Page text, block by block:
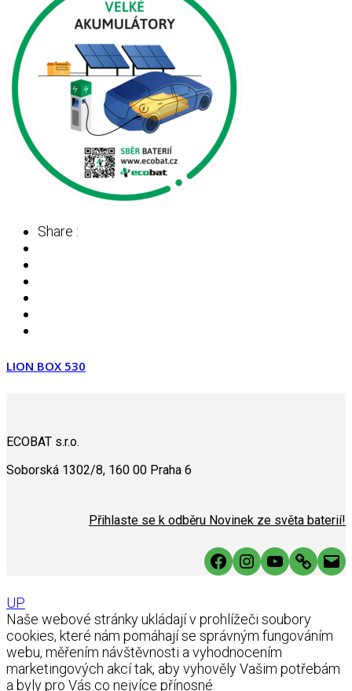
Share :
LION BOX 530
ECOBAT s.r.o.
Soborská 1302/8, 160 00 Praha 6
Přihlaste se k odběru Novinek ze světa baterií!
Facebook
Instagram
YouTube
Link
UP
Naše webové stránky ukládají v prohlížeči soubory
cookies, které nám pomáhají se správným fungováním
webu, měřením návštěvnosti a vyhodnocením
marketingových akcí tak, aby vyhověly Vašim potřebám
a byly pro Vás co nejvíce přínosné.